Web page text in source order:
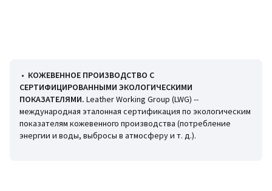
• Количество внешних карманов: один
• Количество внутренних карманов: два на молнии + один
простой карман
• Тип застежки кармана № 1: молния
• Один задний наружный карман на молнии
• Застежка на молнию
• КОЖЕВЕННОЕ ПРОИЗВОДСТВО С
СЕРТИФИЦИРОВАННЫМИ ЭКОЛОГИЧЕСКИМИ
ПОКАЗАТЕЛЯМИ. Leather Working Group (LWG) --
международная эталонная сертификация по экологическим
показателям кожевенного производства (потребление
энергии и воды, выбросы в атмосферу и т. д.).